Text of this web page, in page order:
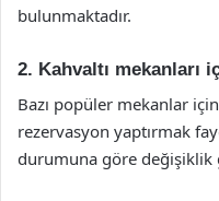
bulunmaktadır.
2. Kahvaltı mekanları
Bazı popüler mekanlar
rezervasyon yaptırmak
durumuna göre değişiklik